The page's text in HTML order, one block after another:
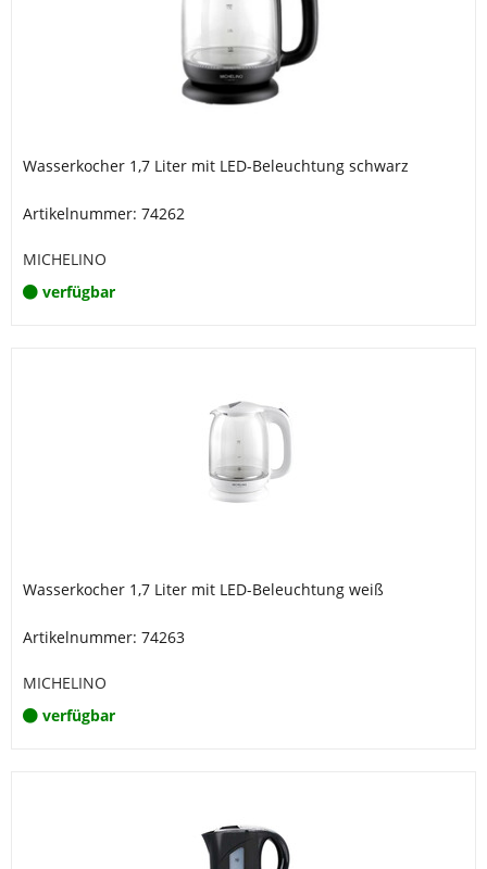
Wasserkocher 1,7 Liter mit LED-Beleuchtung schwarz
Artikelnummer: 74262
MICHELINO
verfügbar
Wasserkocher 1,7 Liter mit LED-Beleuchtung weiß
Artikelnummer: 74263
MICHELINO
verfügbar